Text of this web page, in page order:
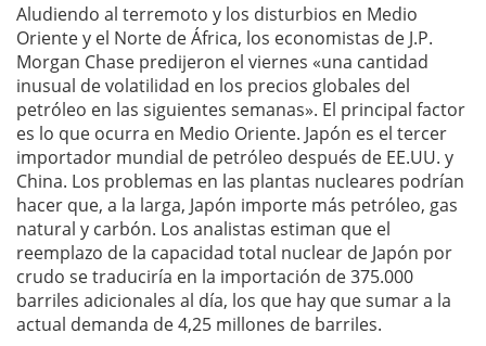
Aludiendo al terremoto y los disturbios en Medio
Oriente y el Norte de África, los economistas de J.P.
Morgan Chase predijeron el viernes «una cantidad
inusual de volatilidad en los precios globales del
petróleo en las siguientes semanas». El principal factor
es lo que ocurra en Medio Oriente. Japón es el tercer
importador mundial de petróleo después de EE.UU. y
China. Los problemas en las plantas nucleares podrían
hacer que, a la larga, Japón importe más petróleo, gas
natural y carbón. Los analistas estiman que el
reemplazo de la capacidad total nuclear de Japón por
crudo se traduciría en la importación de 375.000
barriles adicionales al día, los que hay que sumar a la
actual demanda de 4,25 millones de barriles.